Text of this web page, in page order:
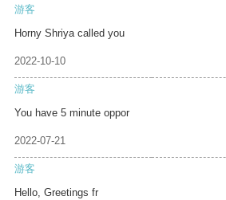
游客
Horny Shriya called you
2022-10-10
游客
You have 5 minute oppor
2022-07-21
游客
Hello, Greetings fr